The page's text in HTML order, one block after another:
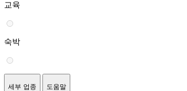
교육
숙박
세부 업종 도움말